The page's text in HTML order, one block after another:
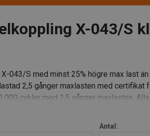
X-043/S
043/S med minst 25% högre max last än
2,5 gånger maxlasten med certifikat
cykler med 1,5 gånger maxlasten.
Antal: